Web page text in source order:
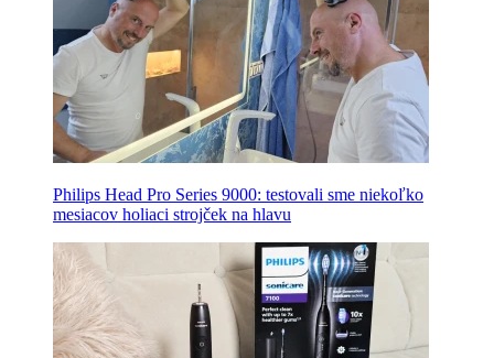
Philips Head Pro Series 9000: testovali sme niekoľko
mesiacov holiaci strojček na hlavu